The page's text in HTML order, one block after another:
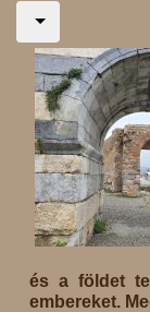
és a földet
embereket.